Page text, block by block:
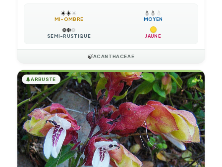
☀️☀️☀️
MI-OMBRE
💧 💧 💧
MOYEN
❄️❄️❄️
SEMI-RUSTIQUE JAUNE
🍃ACANTHACEAE
🌲ARBUSTE